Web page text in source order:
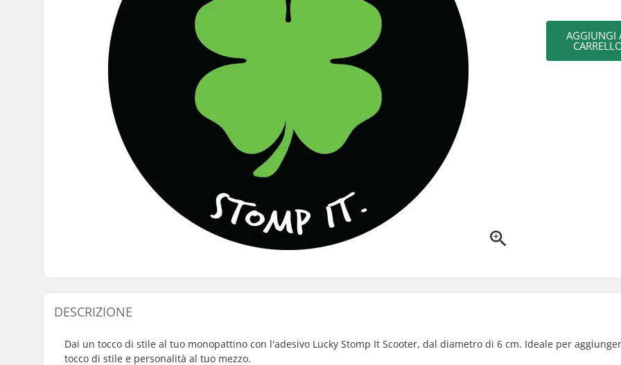
AGGIUNGI
DESCRIZIONE
Dai un tocco di stile al tuo monopattino con l'adesivo Lucky Stomp It Scooter, dal diametro di 6 cm. Ideale per
tocco di stile e personalità al tuo mezzo.